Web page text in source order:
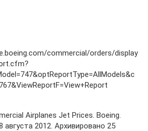
commercial/orders/display
Airplanes Jet Prices. Boeing.
августа 2012. Архивировано 25